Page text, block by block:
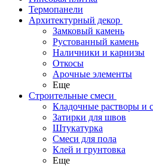
Термопанели
Архитектурный декор
Замковый камень
Рустованный камень
Наличники и карнизы
Откосы
Арочные элементы
Еще
Строительные смеси
Кладочные растворы и
Затирки для швов
Штукатурка
Смеси для пола
Клей и грунтовка
Еще